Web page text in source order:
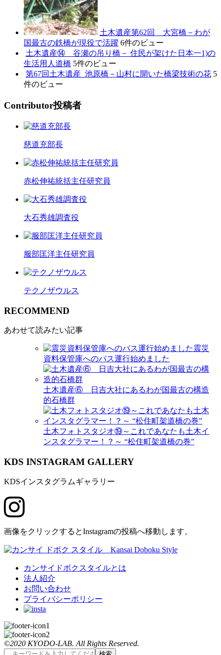
土木遺産第62回 大宮橋－わが
国最古の鉄橋が現役で活躍 6件のビュー
土木遺産⑭ 谷瀬の吊り橋－ 住民が架けた日本一1)の
生活用人道橋 5件のビュー
第67回土木遺産_池原橋－山村に開いた橋梁技術の花 5
件のビュー
Contributor投稿者
慈道充部長
赤松伸祐統括主任研究員
大石秀雄調査役
服部匡洋主任研究員
テクノザウルス
RECOMMEND
あわせて読みたい記事
震災
資料保管庫へのバス運行始めました
土木遺産⑥ 日吉大社にあるわが国最古の構造
的石橋群
土木フォトスタジオ⑲～これであなたも土木イ
ンスタグラマー！？～ “松住町架道橋の巻”
KDS INSTAGRAM GALLERY
KDSインスタグラムギャラリー
画像をクリックするとInstagramの投稿へ移動します。
カンサイドボクスタイルとは
法人紹介
お問い合わせ
プライバシーポリシー
©2020 KYODO-LAB. All Rights Reserved.